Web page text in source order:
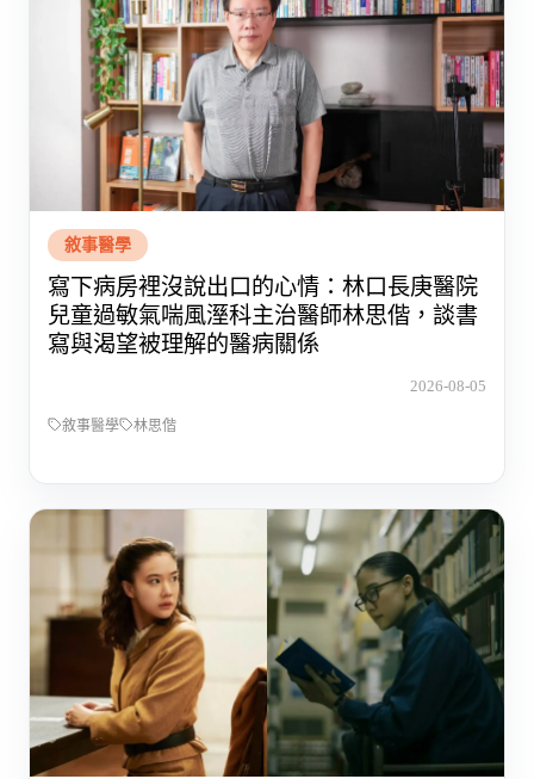
敘事醫學
寫下病房裡沒說出口的心情：林口長庚醫院
兒童過敏氣喘風溼科主治醫師林思偕，談書
寫與渴望被理解的醫病關係
2026-08-05
敘事醫學 林思偕